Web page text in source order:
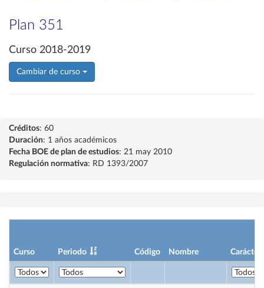
Plan 351
Curso 2018-2019
Cambiar de curso
Créditos: 60
Duración: 1 años académicos
Fecha BOE de plan de estudios: 21 may 2010
Regulación normativa: RD 1393/2007
Curso Periodo Código Nombre Carácter